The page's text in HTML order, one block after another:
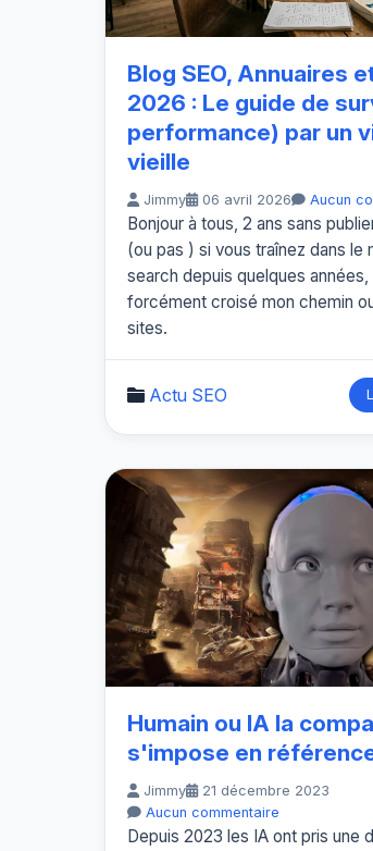
Blog SEO, Annuaires
2026 : Le guide de
performance) par un
vieille
Jimmy 06 avril 2026 Aucun
Bonjour à tous, 2 ans sans
(ou pas ) si vous traînez dans le
search depuis quelques
forcément croisé mon chemin
sites.
Actu SEO
Humain ou IA la
s'impose en
Jimmy
21 décembre 2023
Aucun commentaire
Depuis 2023 les IA ont pris une